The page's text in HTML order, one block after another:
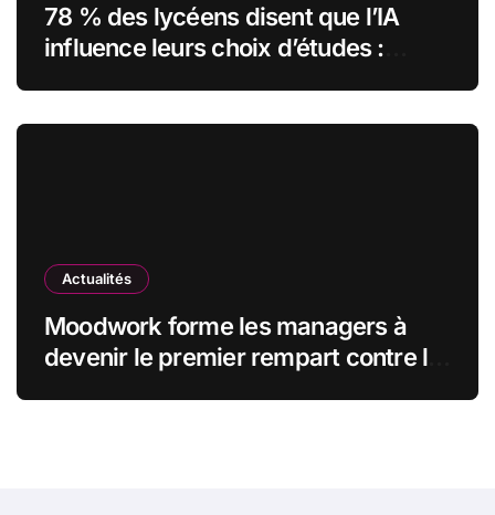
78 % des lycéens disent que l’IA
influence leurs choix d’études :
Actualités
Moodwork forme les managers à
devenir le premier rempart contre le